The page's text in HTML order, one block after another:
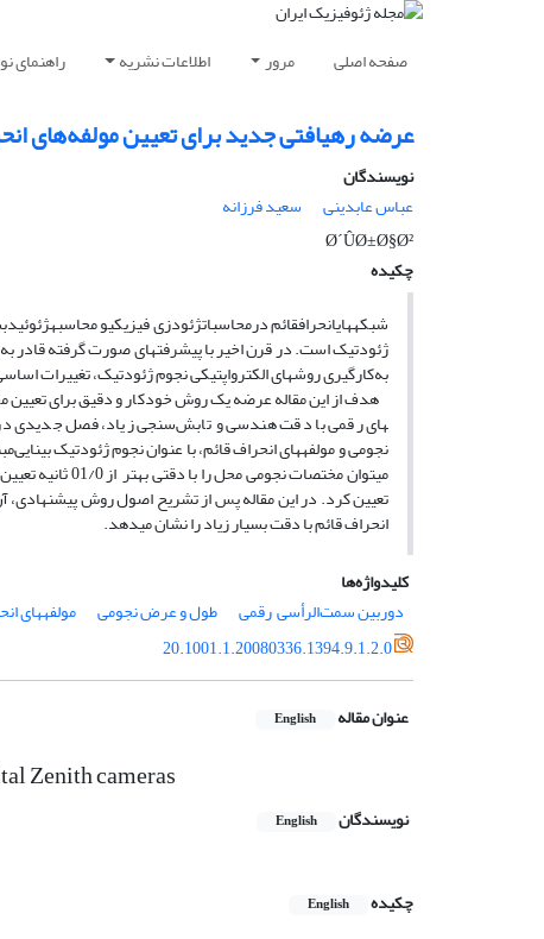
صفحه اصلی مرور اطلاعات نشریه راهنمای
عرضه رهیافتی جدید برای تعیین مولفه‌های
نویسندگان
عباس عابدینی
سعید فرزانه
Ø´ÛØ±Ø§Ø²
چکیده
شبکه­هایانحرافقائم درمحاسباتژئودزی فیزیکیو
به‌‌کارگیری روش­های الکترواپتیکی نجوم ژئودتیک، تغییرات
هدف از این مقاله عرضه یک روش خودکار و دقیق برای تعیین
های رقمی با دقت هندسی و تابش‌سنجی زیاد، فصل جدیدی در
نجومی و مولفه­های انحراف قائم، با عنوان نجوم ژئودتیک
می­توان
تعیین کرد. در این مقاله پس از تشریح اصول روش پیشنهادی،
انحراف قائم با دقت بسیار زیاد را نشان می­دهد.
کلیدواژه‌ها
دوربین سمت‌الرأسی رقمی
طول و عرض نجومی مولفه­های
20.1001.1.20080336.1394.9.1.2.0
عنوان مقاله English
Zenith cameras
نویسندگان English
چکیده
English